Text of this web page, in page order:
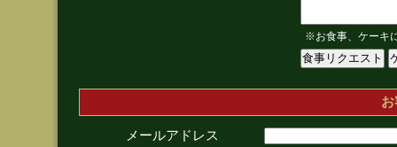
※お食事、ケーキ
メールアドレス